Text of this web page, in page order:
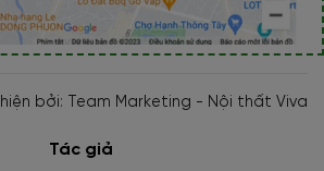
hiện bởi: Team Marketing - Nội thất Viva
Tác giả